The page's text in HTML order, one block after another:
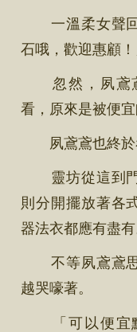
一溫柔女聲回
石哦，歡迎惠顧！
忽然，夙鳶
看，原來是被便
夙鳶鳶也終於
靈坊從這到門
則分開擺放著各
器法衣都應有盡有
不等夙鳶鳶思
越哭嚎著。
「可以便宜